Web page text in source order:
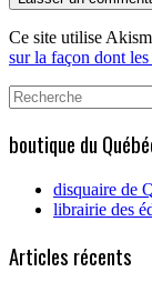
Ce site utilise
sur la façon dont
Search
for:
boutique du
disquaire de
librairie des
Articles récents